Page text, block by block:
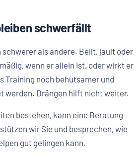
schwerfällt
schwerer als andere. Bellt, jault oder
wenn er allein ist, oder wirkt er
Training noch behutsamer und
werden. Drängen hilft nicht weiter.
bestehen, kann eine Beratung
wir Sie und besprechen, wie
gut gelingen kann.